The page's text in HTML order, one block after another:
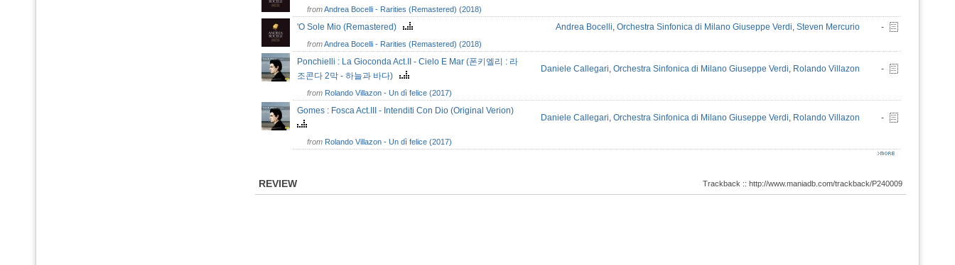
fromAndrea Bocelli - Rarities (Remastered) (2018)
'O Sole Mio (Remastered) Andrea Bocelli, Orchestra Sinfonica di Milano Giuseppe Verdi, Steven Mercurio -
fromAndrea Bocelli - Rarities (Remastered) (2018)
Ponchielli : La Gioconda Act.II - Cielo E Mar (폰키엘리 : 라
조콘다 2막 - 하늘과 바다)
Daniele Callegari, Orchestra Sinfonica di Milano Giuseppe Verdi, Rolando Villazon -
from Rolando Villazon - Un dì felice (2017)
Gomes : Fosca Act.III - Intenditi Con Dio (Original Verion)
Daniele Callegari, Orchestra Sinfonica di Milano Giuseppe Verdi, Rolando Villazon -
from Rolando Villazon - Un dì felice (2017)
REVIEW Trackback :: http://www.maniadb.com/trackback/P240009